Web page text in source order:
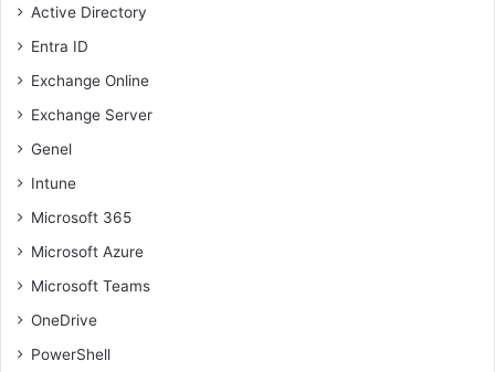
Active Directory
Entra ID
Exchange Online
Exchange Server
Genel
Intune
Microsoft 365
Microsoft Azure
Microsoft Teams
OneDrive
PowerShell